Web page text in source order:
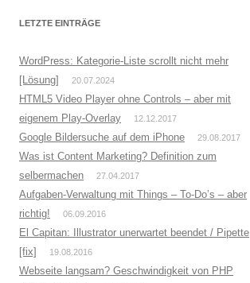
h
n
n
a
c
h
:
LETZTE EINTRÄGE
WordPress: Kategorie-Liste scrollt nicht mehr
[Lösung]
20.07.2024
HTML5 Video Player ohne Controls – aber mit
eigenem Play-Overlay
12.12.2017
Google Bildersuche auf dem iPhone 29.08.2017
Was ist Content Marketing? Definition zum
selbermachen
27.04.2017
Aufgaben-Verwaltung mit Things – To-Do’s – aber
richtig!
06.09.2016
El Capitan: Illustrator unerwartet beendet / Pipette
[fix]
19.08.2016
Webseite langsam? Geschwindigkeit von PHP